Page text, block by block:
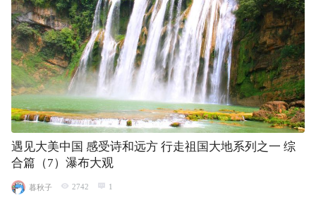
遇见大美中国 感受诗和远方 行走祖国大地系列之一 综
合篇（7）瀑布大观
暮秋子 2742 1